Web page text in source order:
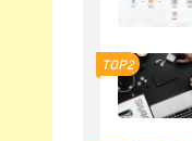
TOP2